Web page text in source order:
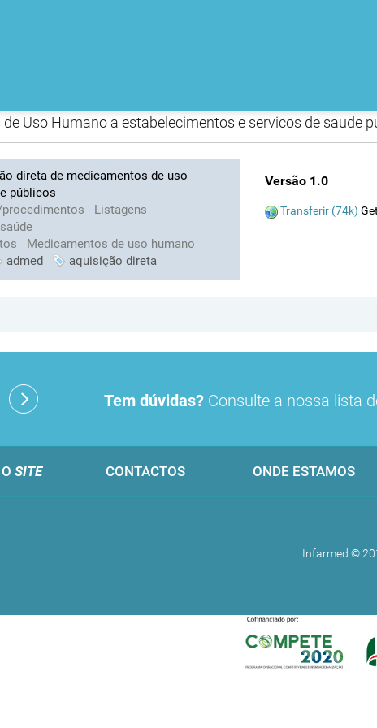
Uso Humano a estabelecimentos e servicos de saude
direta de medicamentos de uso
públicos
Listagens
Medicamentos de uso humano
admed aquisição direta
Versão 1.0
Transferir (74k) Get
Tem dúvidas? Consulte a nossa lista
SITE CONTACTOS ONDE ESTAMOS
Infarmed ©